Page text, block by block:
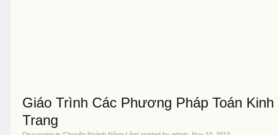
Giáo Trình Các Phương Pháp Toán
Trang